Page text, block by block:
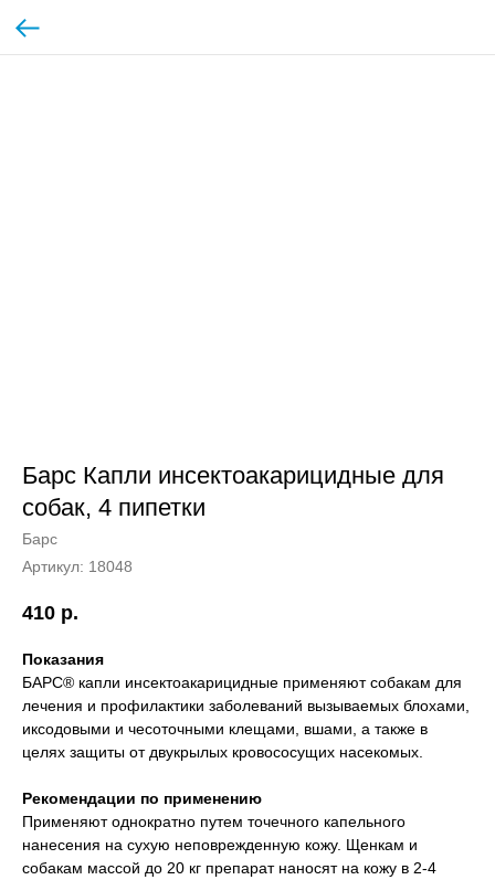
Барс Капли инсектоакарицидные для
собак, 4 пипетки
Барс
Артикул: 18048
410 р.
Показания
БАРС® капли инсектоакарицидные применяют собакам для
лечения и профилактики заболеваний вызываемых блохами,
иксодовыми и чесоточными клещами, вшами, а также в
целях защиты от двукрылых кровососущих насекомых.
Рекомендации по применению
Применяют однократно путем точечного капельного
нанесения на сухую неповрежденную кожу. Щенкам и
собакам массой до 20 кг препарат наносят на кожу в 2-4